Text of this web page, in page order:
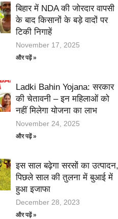
बिहार में NDA की जोरदार वापसी
के बाद किसानों के बड़े वादों पर
टिकी निगाहें
November 17, 2025
और पढ़ें »
Ladki Bahin Yojana: सरकार
की चेतावनी – इन महिलाओं को
नहीं मिलेगा योजना का लाभ
November 24, 2025
और पढ़ें »
इस साल बढ़ेगा सरसों का उत्पादन,
पिछले साल की तुलना में बुआई में
हुआ इजाफा
December 28, 2023
और पढ़ें »